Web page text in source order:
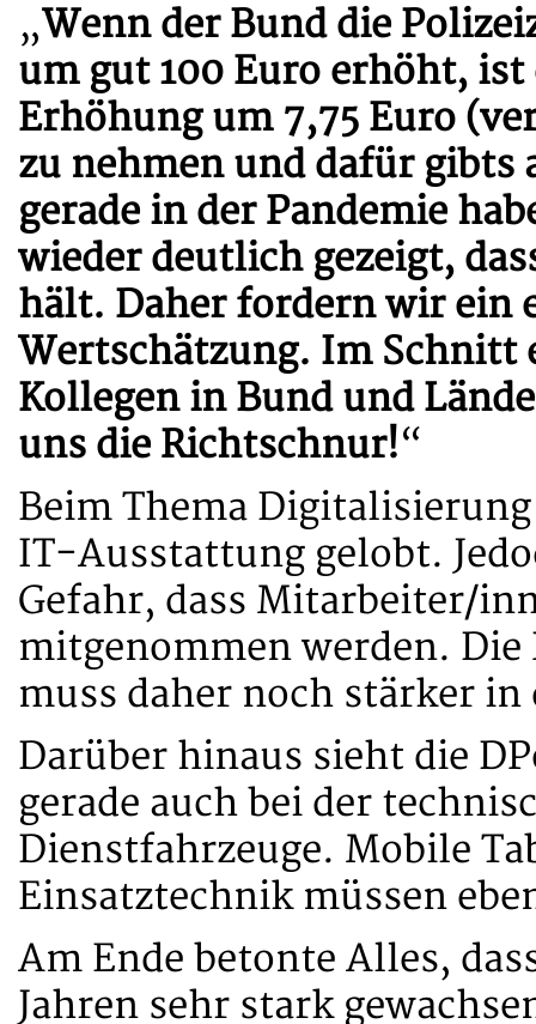
„Wenn der Bund die
um gut 100 Euro erhöht,
Erhöhung um 7,75 Euro
zu nehmen und dafür gibts
gerade in der Pandemie
wieder deutlich gezeigt,
hält. Daher fordern wir ein
Wertschätzung. Im Schnitt
Kollegen in Bund und
uns die Richtschnur!“
Beim Thema
IT-Ausstattung gelobt.
Gefahr, dass Mitarbeiter/
mitgenommen werden.
muss daher noch stärker
Darüber hinaus sieht die
gerade auch bei der
Dienstfahrzeuge. Mobile
Einsatztechnik müssen
Am Ende betonte Alles,
Jahren sehr stark